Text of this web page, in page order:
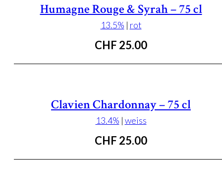
Humagne Rouge & Syrah – 75 cl
13.5% | rot
CHF 25.00
Clavien Chardonnay – 75 cl
13.4% | weiss
CHF 25.00